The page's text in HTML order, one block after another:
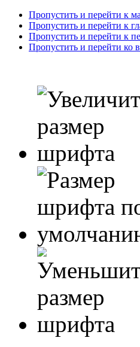
Пропустить и перейти к
Пропустить и перейти к
Пропустить и перейти к
Пропустить и перейти ко